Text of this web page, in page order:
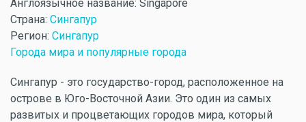
Англоязычное название: Singapore
Страна: Сингапур
Регион: Сингапур
Города мира и популярные города
Сингапур - это государство-город, расположенное на
острове в Юго-Восточной Азии. Это один из самых
развитых и процветающих городов мира, который